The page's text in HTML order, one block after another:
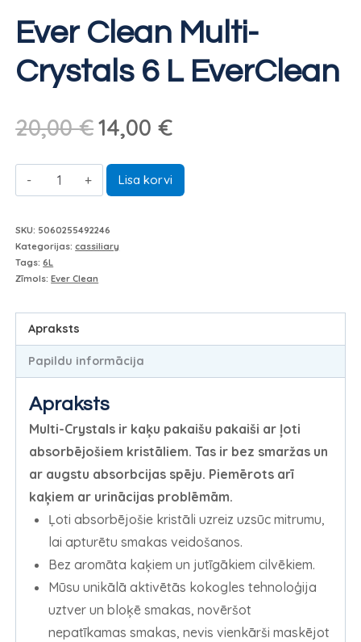
Ever Clean Multi-
Crystals 6 L EverClean
20,00€ Sākotnējā
bija:
14,00€Pašreizējā
Ever
Clean
Crystals
6
L
EverClean
daudzums
Lisa korvi
SKU: 5060255492246
Kategorijas:cassiliary
Tags:6L
Zīmols:Ever Clean
Apraksts
Papildu informācija
Apraksts
Multi-Crystals ir kaķu pakaišu pakaiši ar ļoti
absorbējošiem kristāliem. Tas ir bez smaržas un
ar augstu absorbcijas spēju. Piemērots arī
kaķiem ar urinācijas problēmām.
Ļoti absorbējošie kristāli uzreiz uzsūc mitrumu,
lai apturētu smakas veidošanos.
Bez aromāta kaķiem un jutīgākiem cilvēkiem.
Mūsu unikālā aktivētās kokogles tehnoloģija
uztver un bloķē smakas, novēršot
nepatīkamas smakas, nevis vienkārši maskējot